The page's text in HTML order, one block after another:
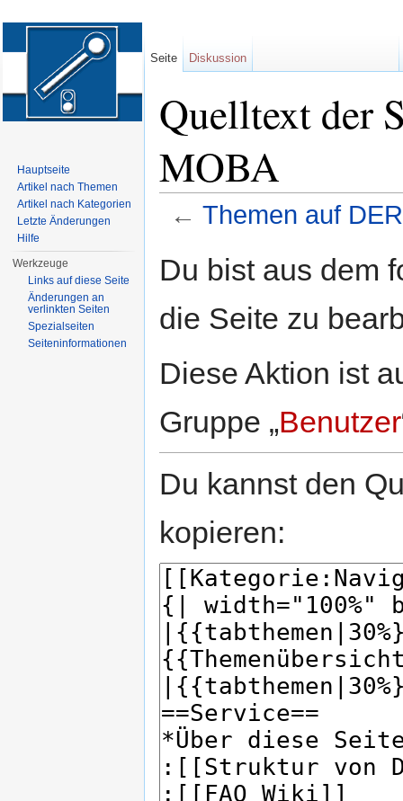
Quelltext der
MOBA
← Themen auf
Du bist aus dem
die Seite zu
Diese Aktion ist
Gruppe „Benutzer
Du kannst den
kopieren:
Seite Diskussion
Hauptseite
Artikel nach Themen
Artikel nach Kategorien
Letzte Änderungen
Hilfe
Werkzeuge
Links auf diese Seite
Änderungen an
verlinkten Seiten
Spezialseiten
Seiten­informationen